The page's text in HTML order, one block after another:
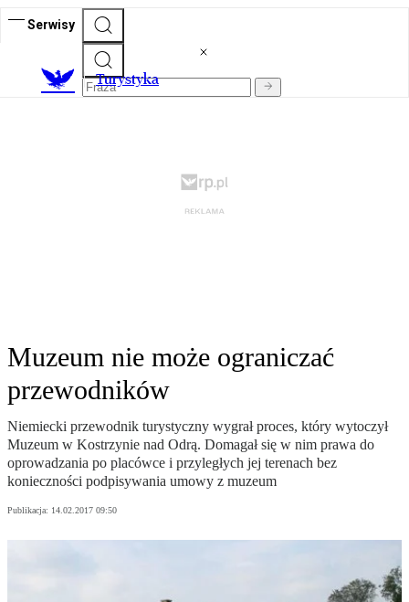
Serwisy
Turystyka
Muzeum nie może ograniczać
przewodników
Niemiecki przewodnik turystyczny wygrał proces, który wytoczył
Muzeum w Kostrzynie nad Odrą. Domagał się w nim prawa do
oprowadzania po placówce i przyległych jej terenach bez
konieczności podpisywania umowy z muzeum
Publikacja: 14.02.2017 09:50